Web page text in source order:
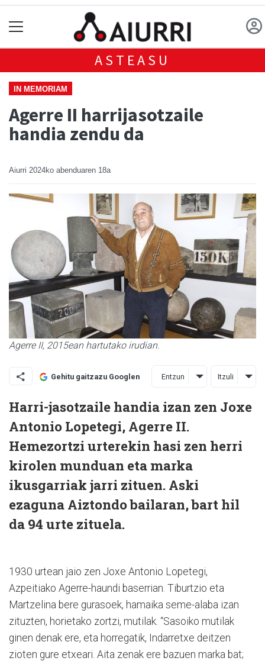
ASTEASU
IN MEMORIAM
Agerre II harrijasotzaile
handia zendu da
Aiurri 2024ko abenduaren 18a
Agerre II, 2015ean hartutako irudian.
Gehitu gaitzazu Googlen Entzun Itzuli
Harri-jasotzaile handia izan zen Joxe
Antonio Lopetegi, Agerre II.
Hemezortzi urterekin hasi zen herri
kirolen munduan eta marka
ikusgarriak jarri zituen. Aski
ezaguna Aiztondo bailaran, bart hil
da 94 urte zituela.
1930 urtean jaio zen Joxe Antonio Lopetegi,
Azpeitiako Agerre-haundi baserrian. Tiburtzio eta
Martzelina bere gurasoek, hamaika seme-alaba izan
zituzten, horietako zortzi, mutilak. “Sasoiko mutilak
ginen denak ere, eta horregatik, Indarretxe deitzen
zioten gure etxeari. Aita zenak ere bazuen marka bat;